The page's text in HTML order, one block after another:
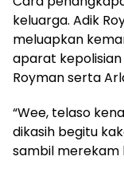
keluarga. Adik
meluapkan
aparat
Royman serta
“Wee, telaso
dikasih begitu
sambil merekam